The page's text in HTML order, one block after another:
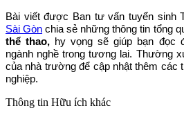
Bài viết được Ban tư vấn tuyển sinh
Sài Gòn chia sẻ những thông tin tổng
thể thao, hy vọng sẽ giúp bạn đọc
ngành nghề trong tương lai. Thường
của nhà trường để cập nhật thêm các
nghiệp.
Thông tin Hữu ích khác